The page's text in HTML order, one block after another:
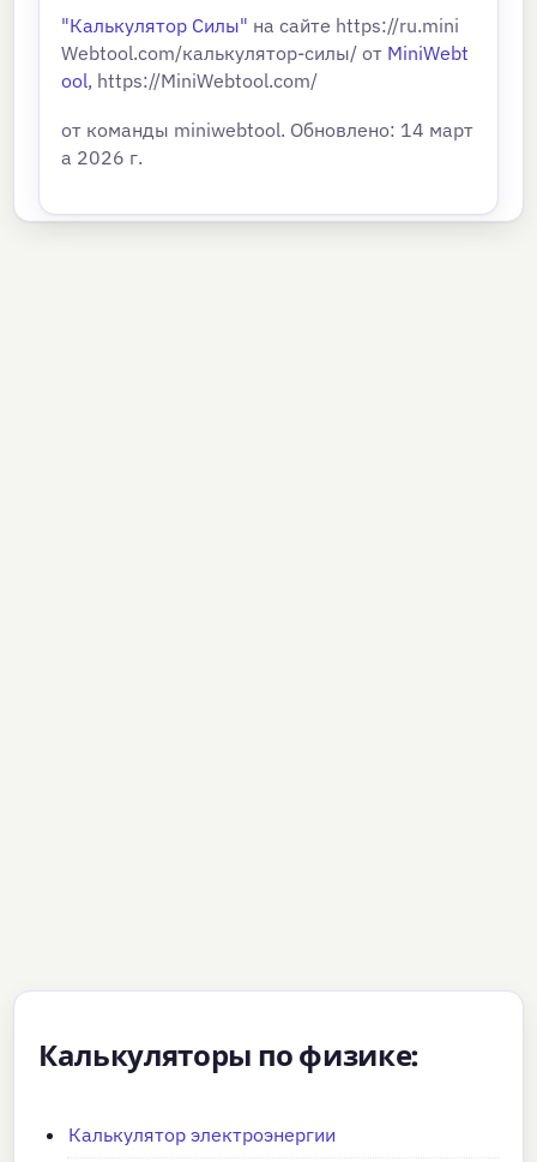
"Калькулятор Силы" на сайте https://ru.mini
Webtool.com/калькулятор-силы/ от MiniWebt
ool, https://MiniWebtool.com/
от команды miniwebtool. Обновлено: 14 март
а 2026 г.
Калькуляторы по физике:
Калькулятор электроэнергии